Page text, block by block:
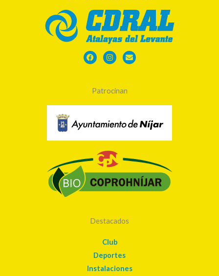
FacebookInstagramEnvelope
Patrocinan
Destacados
Club
Deportes
Instalaciones